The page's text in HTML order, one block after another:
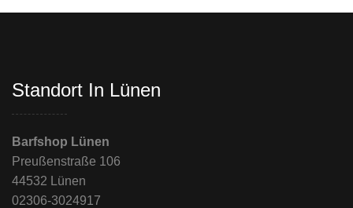
Standort In Lünen
Barfshop Lünen
Preußenstraße 106
44532 Lünen
02306-3024917